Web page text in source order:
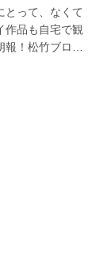
とって、なくて
作品も自宅で観
！松竹ブロー
信サービスに
てご紹介しま